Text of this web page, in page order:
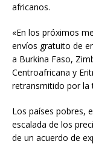
africanos.
«En los próximos
envíos gratuito de
a Burkina Faso,
Centroafricana y
retransmitido por la
Los países pobres,
escalada de los
de un acuerdo de